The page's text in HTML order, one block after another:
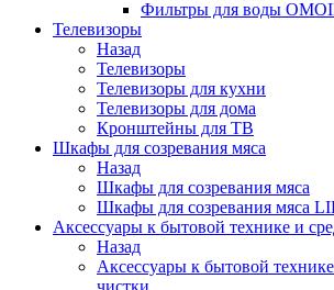
Фильтры для воды
Телевизоры
Назад
Телевизоры
Телевизоры для кухни
Телевизоры для дома
Кронштейны для ТВ
Шкафы для созревания мяса
Назад
Шкафы для созревания мяса
Шкафы для созревания мяса
Аксессуары к бытовой технике и
Назад
Аксессуары к бытовой
чистки